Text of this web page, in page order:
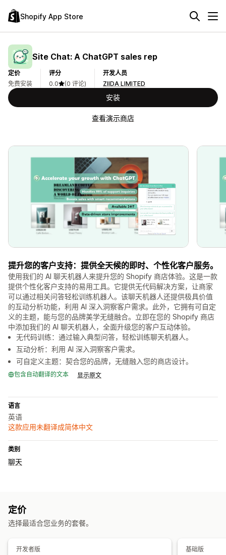
Shopify App Store
Site Chat: A ChatGPT sales rep
定价
免费安装
评分
0.0
(0 评论)
开发人员
ZIIDA LIMITED
安装
查看演示商店
提升您的客户支持：提供全天候的即时、个性化客户服务。
使用我们的 AI 聊天机器人来提升您的 Shopify 商店体验。这是一款
提供个性化客户支持的易用工具。它提供无代码解决方案，让商家
可以通过相关问答轻松训练机器人。该聊天机器人还提供极具价值
的互动分析功能，利用 AI 深入洞察客户需求。此外，它拥有可自定
义的主题，能与您的品牌美学无缝融合。立即在您的 Shopify 商店
中添加我们的 AI 聊天机器人，全面升级您的客户互动体验。
无代码训练：通过输入典型问答，轻松训练聊天机器人。
互动分析：利用 AI 深入洞察客户需求。
可自定义主题：契合您的品牌，无缝融入您的商店设计。
包含自动翻译的文本 显示原文
语言
英语
这款应用未翻译成简体中文
类别
聊天
定价
选择最适合您业务的套餐。
开发者版 基础版